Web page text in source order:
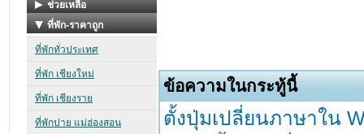
ข้อความในกระทู้นี้
ตั้งปุ่มเปลี่ยนภาษาใน